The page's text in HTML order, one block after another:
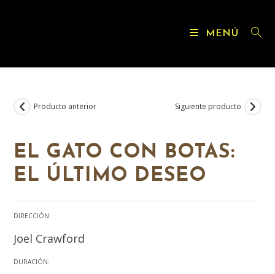
MENÚ
Producto anterior Siguiente producto
EL GATO CON BOTAS:
EL ÚLTIMO DESEO
DIRECCIÓN:
Joel Crawford
DURACIÓN: